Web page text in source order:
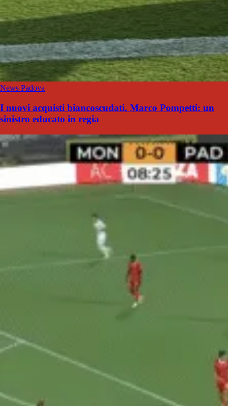
News Padova
I nuovi acquisti biancoscudati. Marco Pompetti: un
sinistro educato in regia